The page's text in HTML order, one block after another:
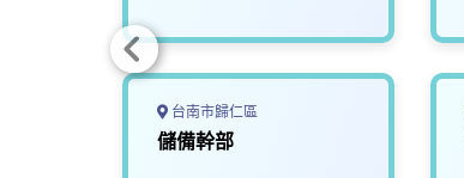
台南市歸仁區
儲備幹部